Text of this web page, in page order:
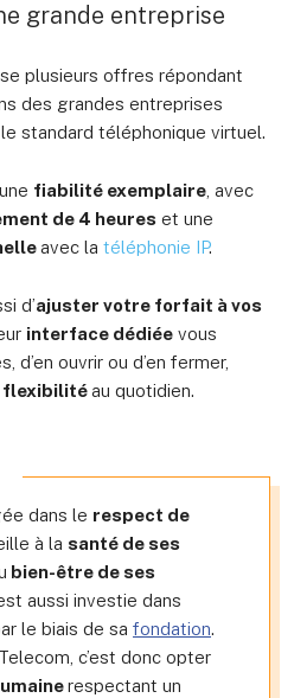
grande entreprise
plusieurs offres répondant
des grandes entreprises
standard téléphonique virtuel.
fiabilité exemplaire , avec
de 4 heures et une
avec la téléphonie IP.
d’ajuster votre forfait à vos
interface dédiée vous
ouvrir ou d’en fermer,
flexibilitéau quotidien.
dans le respect de
à la santé de ses
bien-être de ses
aussi investie dans
le biais de sa fondation.
c’est donc opter
respectant un